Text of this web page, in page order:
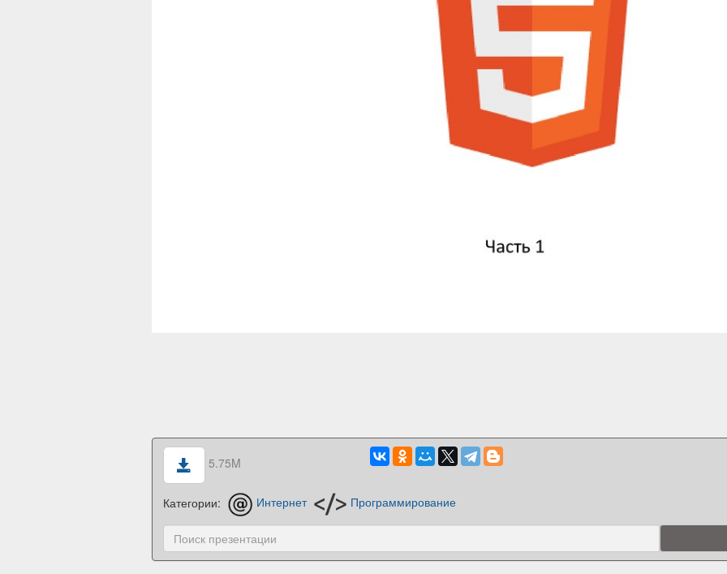
5.75M
Категории: Интернет Программирование